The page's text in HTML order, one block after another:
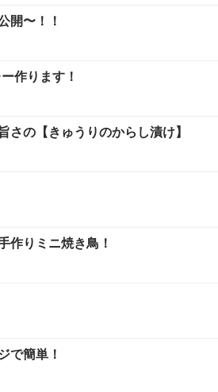
開〜！！
作ります！
さの【きゅうりのからし漬け】
作りミニ焼き鳥！
で簡単！